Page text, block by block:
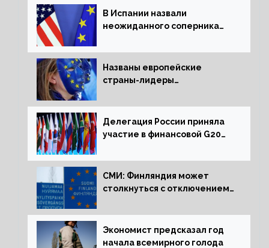
В Испании назвали
неожиданного соперника
Названы европейские
страны-лидеры
активов
Делегация России приняла
участие в финансовой G20
СМИ: Финляндия может
столкнуться с отключением
Экономист предсказал год
начала всемирного голода